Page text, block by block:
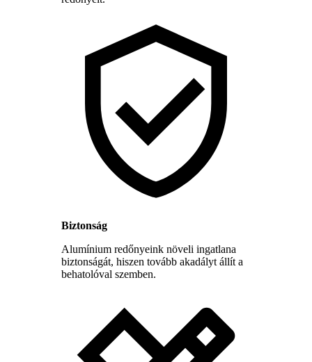
Biztonság
Alumínium redőnyeink növeli ingatlana
biztonságát, hiszen tovább akadályt állít a
behatolóval szemben.